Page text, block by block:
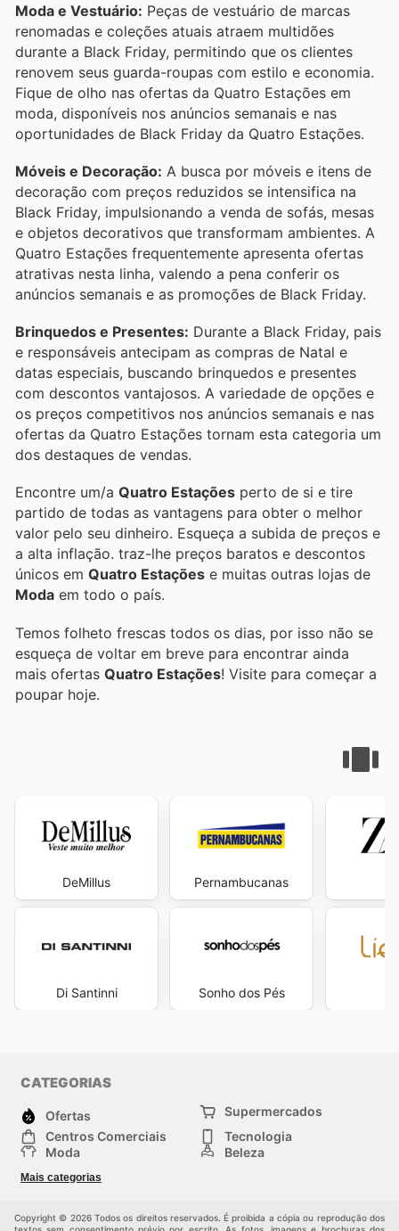
Moda e Vestuário: Peças de vestuário de marcas
renomadas e coleções atuais atraem multidões
durante a Black Friday, permitindo que os clientes
renovem seus guarda-roupas com estilo e economia.
Fique de olho nas ofertas da Quatro Estações em
moda, disponíveis nos anúncios semanais e nas
oportunidades de Black Friday da Quatro Estações.
Móveis e Decoração: A busca por móveis e itens de
decoração com preços reduzidos se intensifica na
Black Friday, impulsionando a venda de sofás, mesas
e objetos decorativos que transformam ambientes. A
Quatro Estações frequentemente apresenta ofertas
atrativas nesta linha, valendo a pena conferir os
anúncios semanais e as promoções de Black Friday.
Brinquedos e Presentes: Durante a Black Friday, pais
e responsáveis antecipam as compras de Natal e
datas especiais, buscando brinquedos e presentes
com descontos vantajosos. A variedade de opções e
os preços competitivos nos anúncios semanais e nas
ofertas da Quatro Estações tornam esta categoria um
dos destaques de vendas.
Encontre um/a Quatro Estações perto de si e tire
partido de todas as vantagens para obter o melhor
valor pelo seu dinheiro. Esqueça a subida de preços e
a alta inflação. traz-lhe preços baratos e descontos
únicos em Quatro Estações e muitas outras lojas de
Moda em todo o país.
Temos folheto frescas todos os dias, por isso não se
esqueça de voltar em breve para encontrar ainda
mais ofertas Quatro Estações ! Visite para começar a
poupar hoje.
DeMillus
Di Santinni
Pernambucanas
Sonho dos Pés
CATEGORIAS
Ofertas
Supermercados
Centros Comerciais
Tecnologia
Moda
Beleza
Construção e jardinagem
Mais categorias
Copyright © 2026 Todos os direitos reservados. É proibida a cópia ou reprodução dos